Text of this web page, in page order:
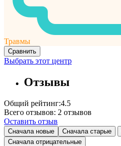
Травмы
Сравнить
Выбрать этот центр
Отзывы
Общий рейтинг:4.5
Всего отзывов: 2 отзывов
Оставить отзыв
Сначала новые Сначала старые
Сначала отрицательные